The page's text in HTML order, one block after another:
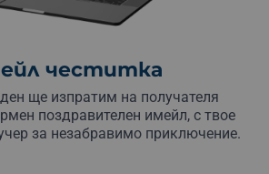
честитка
ще изпратим на получателя
поздравителен имейл, с твое
за незабравимо приключение.